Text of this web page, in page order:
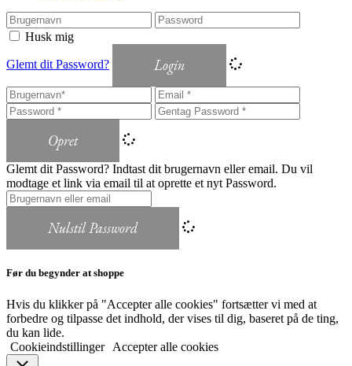
Husk mig
Glemt dit Password? Login
Opret
Glemt dit Password? Indtast dit brugernavn eller email. Du vil
modtage et link via email til at oprette et nyt Password.
Nulstil Password
Før du begynder at shoppe
Hvis du klikker på "Accepter alle cookies" fortsætter vi med at
forbedre og tilpasse det indhold, der vises til dig, baseret på de ting,
du kan lide.
Cookieindstillinger
Accepter alle cookies